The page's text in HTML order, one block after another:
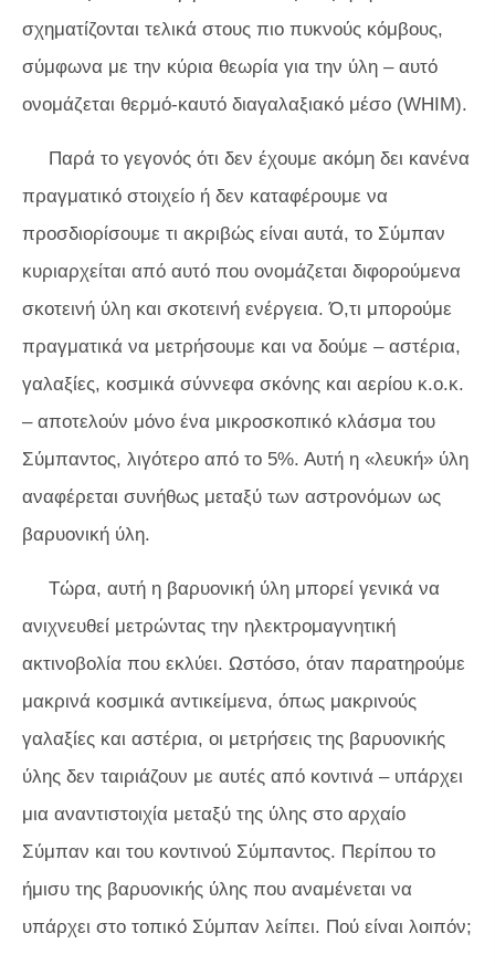
σχηματίζονται τελικά στους πιο πυκνούς κόμβους,
σύμφωνα με την κύρια θεωρία για την ύλη – αυτό
ονομάζεται θερμό-καυτό διαγαλαξιακό μέσο (WHIM).
Παρά το γεγονός ότι δεν έχουμε ακόμη δει κανένα
πραγματικό στοιχείο ή δεν καταφέρουμε να
προσδιορίσουμε τι ακριβώς είναι αυτά, το Σύμπαν
κυριαρχείται από αυτό που ονομάζεται διφορούμενα
σκοτεινή ύλη και σκοτεινή ενέργεια. Ό,τι μπορούμε
πραγματικά να μετρήσουμε και να δούμε – αστέρια,
γαλαξίες, κοσμικά σύννεφα σκόνης και αερίου κ.ο.κ.
– αποτελούν μόνο ένα μικροσκοπικό κλάσμα του
Σύμπαντος, λιγότερο από το 5%. Αυτή η «λευκή» ύλη
αναφέρεται συνήθως μεταξύ των αστρονόμων ως
βαρυονική ύλη.
Τώρα, αυτή η βαρυονική ύλη μπορεί γενικά να
ανιχνευθεί μετρώντας την ηλεκτρομαγνητική
ακτινοβολία που εκλύει. Ωστόσο, όταν παρατηρούμε
μακρινά κοσμικά αντικείμενα, όπως μακρινούς
γαλαξίες και αστέρια, οι μετρήσεις της βαρυονικής
ύλης δεν ταιριάζουν με αυτές από κοντινά – υπάρχει
μια αναντιστοιχία μεταξύ της ύλης στο αρχαίο
Σύμπαν και του κοντινού Σύμπαντος. Περίπου το
ήμισυ της βαρυονικής ύλης που αναμένεται να
υπάρχει στο τοπικό Σύμπαν λείπει. Πού είναι λοιπόν;